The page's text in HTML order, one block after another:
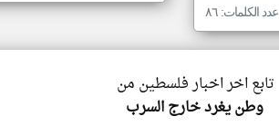
عدد الكلمات: ٨٦
تابع اخر اخبار فلسطين من
وطن يغرد خارج السرب